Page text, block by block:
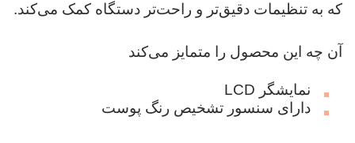
که به تنظیمات دقیق‌تر و راحت‌تر دستگاه کمک می‌کند.
آن چه این محصول را متمایز می‌کند
نمایشگر LCD
دارای سنسور تشخیص رنگ پوست